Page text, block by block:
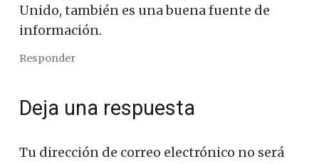
Unido, también es una buena fuente de
información.
Responder
Deja una respuesta
Tu dirección de correo electrónico no será